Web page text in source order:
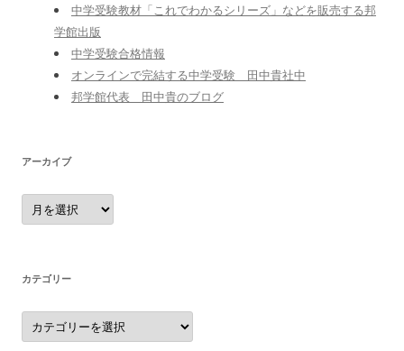
中学受験教材「これでわかるシリーズ」などを販売する邦
学館出版
中学受験合格情報
オンラインで完結する中学受験 田中貴社中
邦学館代表 田中貴のブログ
アーカイブ
ア
ー
カ
カテゴリー
カ
テ
ゴ